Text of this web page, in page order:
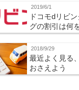
2019/6/1
ドコモdリビ
グの割引は何
2018/9/29
最近よく見る
おさえよう